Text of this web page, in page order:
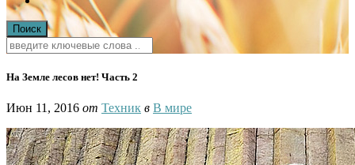
На Земле лесов нет! Часть 2
Июн 11, 2016 от Техник в В мире